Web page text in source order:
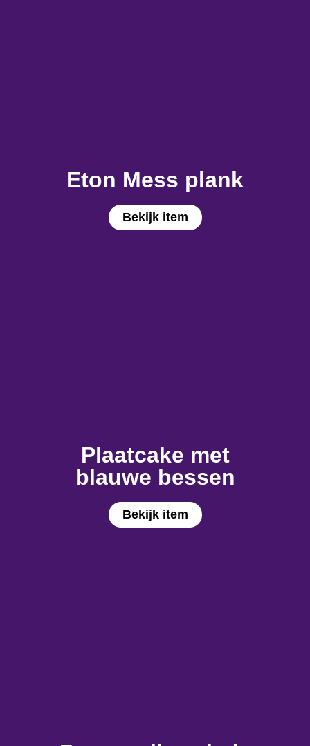
Bekijk item
Eton Mess plank
Bekijk item
Plaatcake met
blauwe bessen